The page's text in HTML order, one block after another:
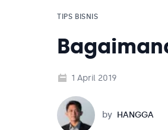
TIPS BISNIS
1 April 2019
Hangga
by HANGGA